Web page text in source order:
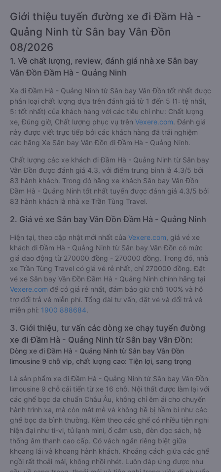
Giới thiệu tuyến đường xe đi Đầm Hà -
Quảng Ninh từ Sân bay Vân Đồn
08/2026
1. Về chất lượng, review, đánh giá nhà xe Sân bay
Vân Đồn Đầm Hà - Quảng Ninh
Xe đi Đầm Hà - Quảng Ninh từ Sân bay Vân Đồn tốt nhất được
phân loại chất lượng dựa trên đánh giá từ 1 đến 5 (1: tệ nhất,
5: tốt nhất) của khách hàng với các tiêu chí như: Chất lượng
xe, Đúng giờ, Chất lượng phục vụ trên Vexere.com. Đánh giá
này được viết trực tiếp bởi các khách hàng đã trải nghiệm
các hãng Xe Sân bay Vân Đồn đi Đầm Hà - Quảng Ninh.
Chất lượng các xe khách đi Đầm Hà - Quảng Ninh từ Sân bay
Vân Đồn được đánh giá 4.3, với điểm trung bình là 4.3/5 bởi
83 hành khách. Trong đó hãng xe khách Sân bay Vân Đồn
Đầm Hà - Quảng Ninh tốt nhất tuyến được đánh giá 4.3/5 bởi
83 hành khách là nhà xe Trần Tùng Travel.
2. Giá vé xe Sân bay Vân Đồn Đầm Hà - Quảng Ninh
Hiện tại, theo cập nhật mới nhất của Vexere.com , giá vé xe
khách đi Đầm Hà - Quảng Ninh từ Sân bay Vân Đồn có mức
giá dao động từ 270000 đồng - 270000 đồng. Trong đó, nhà
xe Trần Tùng Travel có giá vé rẻ nhất, chỉ 270000 đồng. Đặt
vé xe Sân bay Vân Đồn Đầm Hà - Quảng Ninh chính hãng tại
Vexere.com để có giá rẻ nhất, đảm bảo giữ chỗ 100% và hỗ
trợ đổi trả vé miễn phí. Tổng đài tư vấn, đặt vé và đổi trả vé
miễn phí: 1900 888684.
3. Giới thiệu, tư vấn các dòng xe chạy tuyến đường
xe đi Đầm Hà - Quảng Ninh từ Sân bay Vân Đồn:
Dòng xe đi Đầm Hà - Quảng Ninh từ Sân bay Vân Đồn
limousine 9 chỗ vip, chất lượng cao: Tiện lợi, sang trọng
Là sản phẩm xe đi Đầm Hà - Quảng Ninh từ Sân bay Vân Đồn
limousine 9 chỗ cải tiến từ xe 16 chỗ. Nội thất được làm lại với
các ghế bọc da chuẩn Châu Âu, không chỉ êm ái cho chuyến
hành trình xa, mà còn mát mẻ và không hề bị hầm bí như các
ghế bọc da bình thường. Kèm theo các ghế có nhiều tiện nghi
hiện đại như ti-vi, tủ lạnh mini, ổ cắm usb, đèn đọc sách, hệ
thống âm thanh cao cấp. Có vách ngăn riêng biệt giữa
khoang lái và khoang hành khách. Khoảng cách giữa các ghế
ngồi rất thoải mái, không nhồi nhét. Luôn đáp ứng được nhu